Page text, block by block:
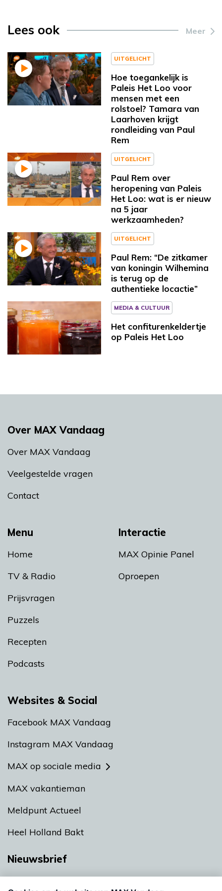
Lees ook Meer
UITGELICHT
Hoe toegankelijk is
Paleis Het Loo voor
mensen met een
rolstoel? Tamara van
Laarhoven krijgt
rondleiding van Paul
Rem
UITGELICHT
Paul Rem over
heropening van Paleis
Het Loo: wat is er nieuw
na 5 jaar
werkzaamheden?
UITGELICHT
Paul Rem: “De zitkamer
van koningin Wilhemina
is terug op de
authentieke locactie”
MEDIA & CULTUUR
Het confiturenkeldertje
op Paleis Het Loo
Menu
Home
TV & Radio
Prijsvragen
Puzzels
Recepten
Podcasts
Interactie
MAX Opinie Panel
Oproepen
Over MAX Vandaag
Over MAX Vandaag
Veelgestelde vragen
Contact
Websites & Social
Facebook MAX Vandaag
Instagram MAX Vandaag
MAX op sociale media
MAX vakantieman
Meldpunt Actueel
Heel Holland Bakt
Nieuwsbrief